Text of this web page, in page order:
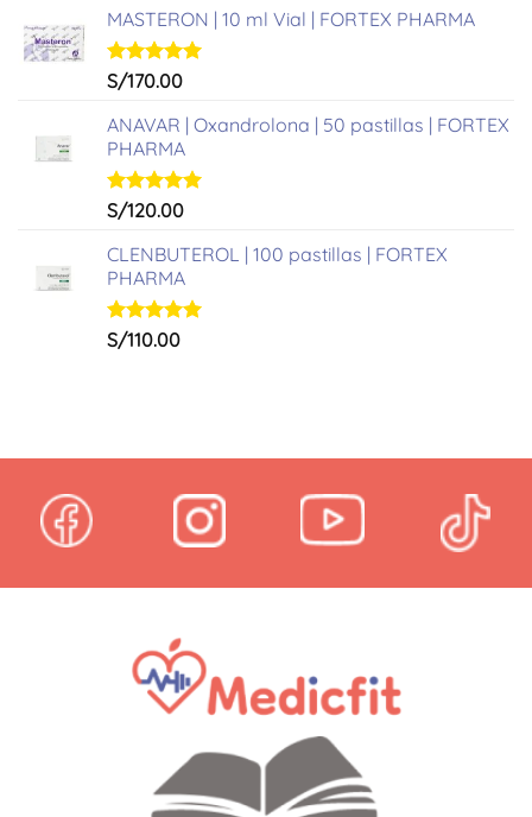
de 5
MASTERON | 10 ml Vial | FORTEX PHARMA
Valorado
de 5
S/170.00
ANAVAR | Oxandrolona | 50 pastillas | FORTEX
PHARMA
Valorado
de 5
S/120.00
CLENBUTEROL | 100 pastillas | FORTEX
PHARMA
Valorado
S/110.00